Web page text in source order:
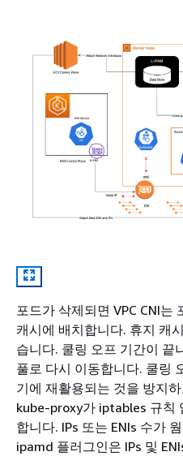
포드가 삭제되면 VPC CNI는
캐시에 배치합니다. 휴지 캐
습니다. 쿨링 오프 기간이 끝
풀로 다시 이동합니다. 쿨링
기에 재활용되는 것을 방지
kube-proxy가 iptables 규칙
합니다. IPs 또는 ENIs 수가
ipamd 플러그인은 IPs 및